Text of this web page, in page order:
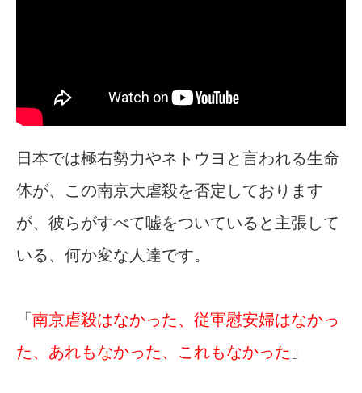
日本では極右勢力やネトウヨと言われる生命
体が、この南京大虐殺を否定しております
が、彼らがすべて嘘をついていると主張して
いる、何か変な人達です。
「 南京虐殺はなかった、従軍慰安婦はなかっ
た、あれもなかった、これもなかった 」